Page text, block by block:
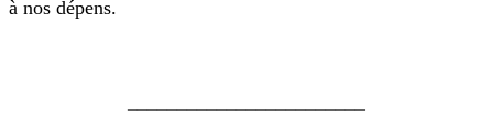
à nos dépens.